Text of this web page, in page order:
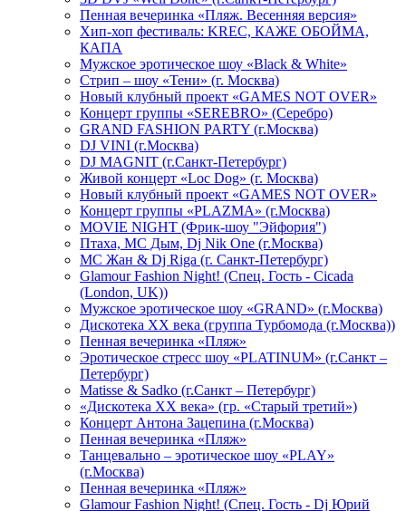
Пенная вечеринка «Пляж. Весенняя версия»
Хип-хоп фестиваль: KREC, КАЖЕ ОБОЙМА,
КАПА
Мужское эротическое шоу «Black & White»
Стрип – шоу «Тени» (г. Москва)
Новый клубный проект «GAMES NOT OVER»
Концерт группы «SEREBRO» (Серебро)
GRAND FASHION PARTY (г.Москва)
DJ VINI (г.Москва)
DJ MAGNIT (г.Санкт-Петербург)
Живой концерт «Loc Dog» (г. Москва)
Новый клубный проект «GAMES NOT OVER»
Концерт группы «PLAZMA» (г.Москва)
MOVIE NIGHT (Фрик-шоу "Эйфория")
Птаха, МС Дым, Dj Nik One (г.Москва)
МС Жан & Dj Riga (г. Санкт-Петербург)
Glamour Fashion Night! (Спец. Гость - Cicada
(London, UK))
Мужское эротическое шоу «GRAND» (г.Москва)
Дискотека XX века (группа Турбомода (г.Москва))
Пенная вечеринка «Пляж»
Эротическое стресс шоу «PLATINUM» (г.Санкт –
Петербург)
Matisse & Sadko (г.Санкт – Петербург)
«Дискотека ХХ века» (гр. «Старый третий»)
Концерт Антона Зацепина (г.Москва)
Пенная вечеринка «Пляж»
Танцевально – эротическое шоу «PLAY»
(г.Москва)
Пенная вечеринка «Пляж»
Glamour Fashion Night! (Спец. Гость - Dj Юрий